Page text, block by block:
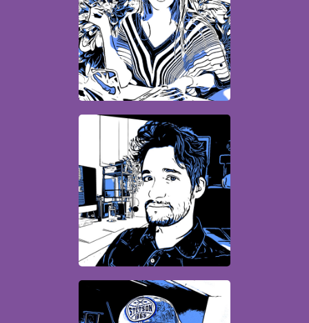
Amélie
Infographiste
David
Infographiste web